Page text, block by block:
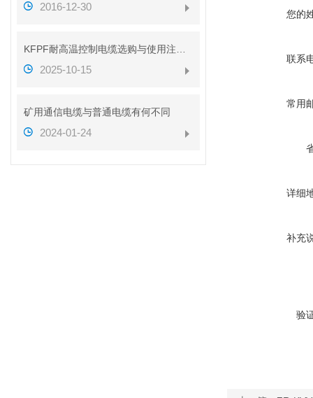
2016-12-30
2025-10-15
矿用通信电缆与普通电缆有何不同
2024-01-24
您的
联系
常用
详细
补充
验